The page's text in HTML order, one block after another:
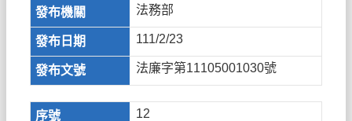
法務部
111/2/23
法廉字第11105001030號
12